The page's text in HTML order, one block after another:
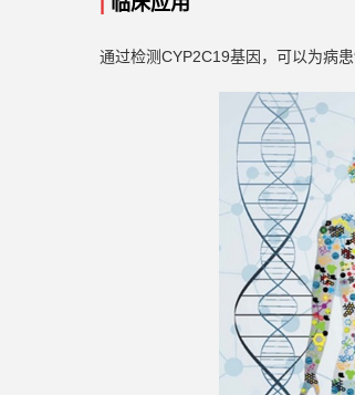
通过检测CYP2C19基因，可以为病